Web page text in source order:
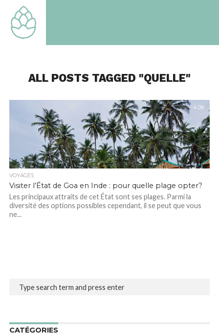
TOUT
SAVOIR
NOTRE
ALL POSTS TAGGED "QUELLE"
4.0K
VOYAGES
Visiter l’État de Goa en Inde : pour quelle plage opter?
Les principaux attraits de cet État sont ses plages. Parmi la
diversité des options possibles cependant, il se peut que vous
ne...
CATÉGORIES